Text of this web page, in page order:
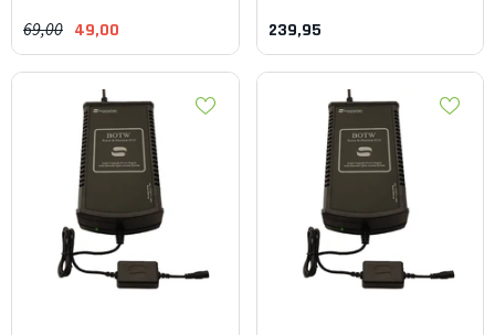
69,00 49,00 239,95